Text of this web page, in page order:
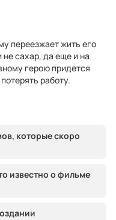
переезжает жить его
сахар, да еще и на
герою придется
работу.
которые скоро
известно о фильме